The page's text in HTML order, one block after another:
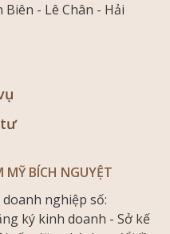
- Lê Chân - Hải
tư
BÍCH NGUYỆT
nghiệp số:
ký kinh doanh - Sở kế